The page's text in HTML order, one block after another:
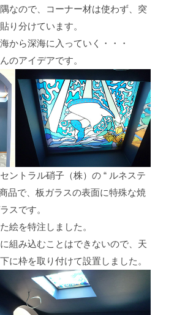
なので、コーナー材は使わず、突
り分けています。
から深海に入っていく・・・
のアイデアです。
ントラル硝子（株）の “ ルネステ
品で、板ガラスの表面に特殊な焼
スです。
絵を特注しました。
組み込むことはできないので、天
に枠を取り付けて設置しました。